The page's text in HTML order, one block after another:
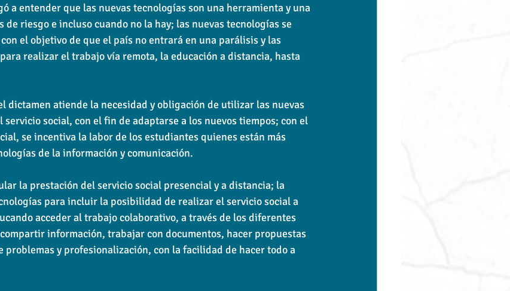
a entender que las nuevas tecnologías son una herramienta y una
riesgo e incluso cuando no la hay; las nuevas tecnologías se
el objetivo de que el país no entrará en una parálisis y las
realizar el trabajo vía remota, la educación a distancia, hasta
dictamen atiende la necesidad y obligación de utilizar las nuevas
social, con el fin de adaptarse a los nuevos tiempos; con el
se incentiva la labor de los estudiantes quienes están más
de la información y comunicación.
la prestación del servicio social presencial y a distancia; la
para incluir la posibilidad de realizar el servicio social a
acceder al trabajo colaborativo, a través de los diferentes
información, trabajar con documentos, hacer propuestas
problemas y profesionalización, con la facilidad de hacer todo a